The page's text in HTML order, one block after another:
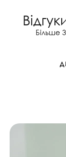
Більше